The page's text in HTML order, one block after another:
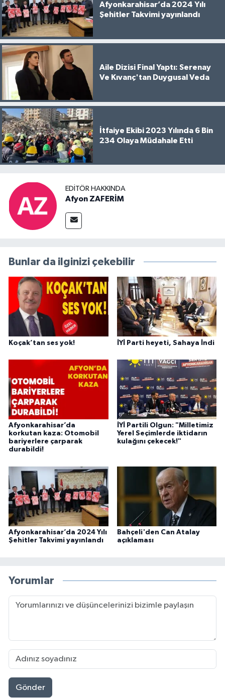
Afyonkarahisar’da 2024 Yılı
Şehitler Takvimi yayınlandı
Aile Dizisi Final Yaptı: Serenay
Ve Kıvanç'tan Duygusal Veda
İtfaiye Ekibi 2023 Yılında 6 Bin
234 Olaya Müdahale Etti
EDITÖR HAKKINDA
Afyon ZAFERİM
Bunlar da ilginizi çekebilir
Koçak’tan ses yok! İYİ Parti heyeti, Sahaya İndi
Afyonkarahisar’da
korkutan kaza: Otomobil
bariyerlere çarparak
durabildi!
İYİ Partili Olgun: "Milletimiz
Yerel Seçimlerde iktidarın
kulağını çekecek!"
Afyonkarahisar’da 2024 Yılı
Şehitler Takvimi yayınlandı
Bahçeli'den Can Atalay
açıklaması
Yorumlar
Gönder